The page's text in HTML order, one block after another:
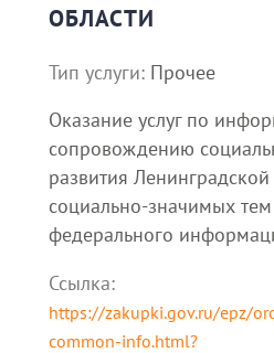
ОБЛАСТИ
Тип услуги: Прочее
Оказание услуг по
сопровождению
развития
социально-значимых
федерального
Ссылка:
https://zakupki.gov.ru/epz/
common-info.html?